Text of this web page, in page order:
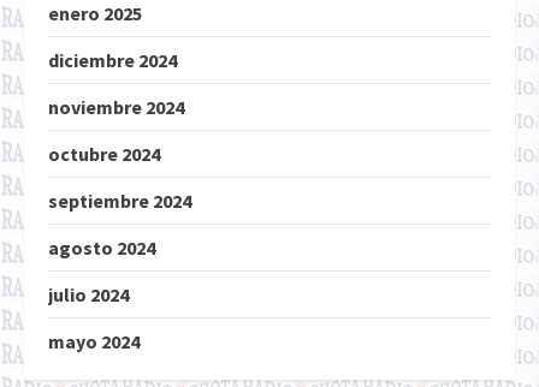
enero 2025
diciembre 2024
noviembre 2024
octubre 2024
septiembre 2024
agosto 2024
julio 2024
mayo 2024